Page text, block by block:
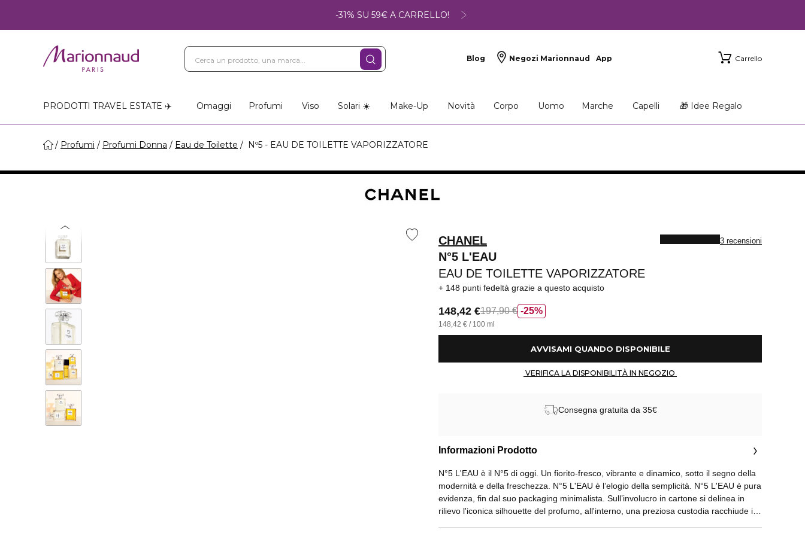
-31% SU 59€ A CARRELLO!
Blog Negozi Marionnaud App Carrello
PRODOTTI TRAVEL ESTATE ✈️ Omaggi Profumi Viso Solari ☀️ Make-Up Novità Corpo Uomo Marche Capelli 🎁 Idee Regalo
Profumi Profumi Donna Eau de Toilette Nº5 - EAU DE TOILETTE VAPORIZZATORE
CHANEL
N°5 L'EAU
EAU DE TOILETTE VAPORIZZATORE
3 recensioni
148 punti fedeltà grazie a questo acquisto
25%
148,42 €197,90 €
148,42 € / 100 ml
Consegna gratuita da 35€
Informazioni Prodotto
N°5 L'EAU è il N°5 di oggi. Un fiorito-fresco, vibrante e dinamico, sotto il segno della
modernità e della freschezza. N°5 L'EAU è l’elogio della semplicità. N°5 L'EAU è pura
evidenza, fin dal suo packaging minimalista. Sull’involucro in cartone si delinea in
rilievo l'iconica silhouette del profumo, all'interno, una preziosa custodia racchiude il